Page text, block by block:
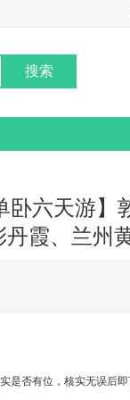
搜索
六天游】
霞、兰州
是否有位，核实无误后